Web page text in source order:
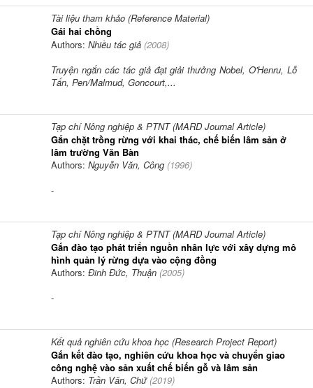
Tài liệu tham khảo (Reference Material)
Gái hai chồng
Authors: Nhiều tác giả (2008)
Truyện ngắn các tác giả đạt giải thưởng Nobel, O'Henru, Lỗ
Tấn, Pen/Malmud, Goncourt,...
Tạp chí Nông nghiệp & PTNT (MARD Journal Article)
Gắn chặt trồng rừng với khai thác, chế biến lâm sản ở
lâm trường Văn Bàn
Authors: Nguyễn Văn, Công (1996)
-
Tạp chí Nông nghiệp & PTNT (MARD Journal Article)
Gắn đào tạo phát triển nguồn nhân lực với xây dựng mô
hình quản lý rừng dựa vào cộng đồng
Authors: Đinh Đức, Thuận (2005)
-
Kết quả nghiên cứu khoa học (Research Project Report)
Gắn kết đào tạo, nghiên cứu khoa học và chuyển giao
công nghệ vào sản xuất chế biến gỗ và lâm sản
Authors: Trần Văn, Chứ(2019)